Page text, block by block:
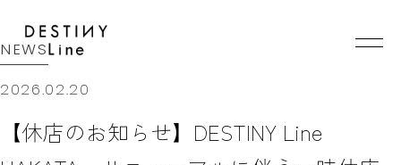
TOP
BRAND
NEWS
2026.02.20
【休店のお知らせ】DESTINY Line